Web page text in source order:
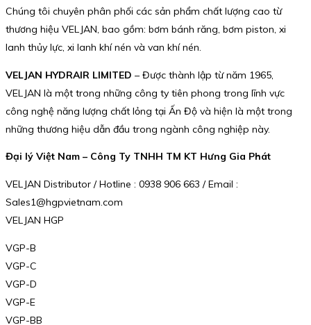
Chúng tôi chuyên phân phối các sản phẩm chất lượng cao từ
thương hiệu VELJAN, bao gồm: bơm bánh răng, bơm piston, xi
lanh thủy lực, xi lanh khí nén và van khí nén.
VELJAN HYDRAIR LIMITED – Được thành lập từ năm 1965,
VELJAN là một trong những công ty tiên phong trong lĩnh vực
công nghệ năng lượng chất lỏng tại Ấn Độ và hiện là một trong
những thương hiệu dẫn đầu trong ngành công nghiệp này.
Đại lý Việt Nam – Công Ty TNHH TM KT Hưng Gia Phát
VELJAN Distributor / Hotline : 0938 906 663 / Email :
Sales1@hgpvietnam.com
VELJAN HGP
VGP-B
VGP-C
VGP-D
VGP-E
VGP-BB